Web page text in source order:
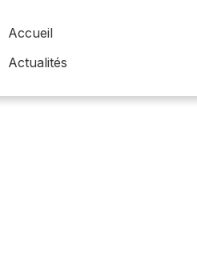
Accueil
Actualités